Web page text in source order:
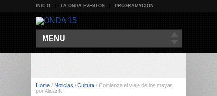
INICIO LA ONDA EVENTOS PROGRAMACIÓN
MENU
Home / Noticias / Cultura / Comienza el viaje de los mayas
por Alicante